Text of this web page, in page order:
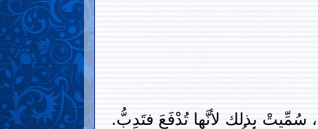
بذلك لأنَّها تُدْفَعَ فتَدِبُّ.